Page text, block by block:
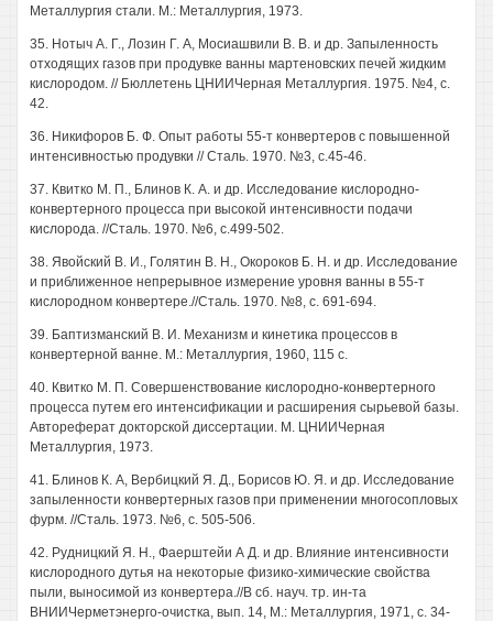
Металлургия стали. М.: Металлургия, 1973.
35. Нотыч А. Г., Лозин Г. А, Мосиашвили В. В. и др. Запыленность
отходящих газов при продувке ванны мартеновских печей жидким
кислородом. // Бюллетень ЦНИИЧерная Металлургия. 1975. №4, с.
42.
36. Никифоров Б. Ф. Опыт работы 55-т конвертеров с повышенной
интенсивностью продувки // Сталь. 1970. №3, с.45-46.
37. Квитко М. П., Блинов К. А. и др. Исследование кислородно-
конвертерного процесса при высокой интенсивности подачи
кислорода. //Сталь. 1970. №6, с.499-502.
38. Явойский В. И., Голятин В. Н., Окороков Б. Н. и др. Исследование
и приближенное непрерывное измерение уровня ванны в 55-т
кислородном конвертере.//Сталь. 1970. №8, с. 691-694.
39. Баптизманский В. И. Механизм и кинетика процессов в
конвертерной ванне. М.: Металлургия, 1960, 115 с.
40. Квитко М. П. Совершенствование кислородно-конвертерного
процесса путем его интенсификации и расширения сырьевой базы.
Автореферат докторской диссертации. М. ЦНИИЧерная
Металлургия, 1973.
41. Блинов К. А, Вербицкий Я. Д., Борисов Ю. Я. и др. Исследование
запыленности конвертерных газов при применении многосопловых
фурм. //Сталь. 1973. №6, с. 505-506.
42. Рудницкий Я. Н., Фаерштейи А Д. и др. Влияние интенсивности
кислородного дутья на некоторые физико-химические свойства
пыли, выносимой из конвертера.//В сб. науч. тр. ин-та
ВНИИЧерметэнерго-очистка, вып. 14, М.: Металлургия, 1971, с. 34-